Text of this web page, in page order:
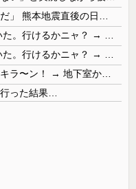
った結果…